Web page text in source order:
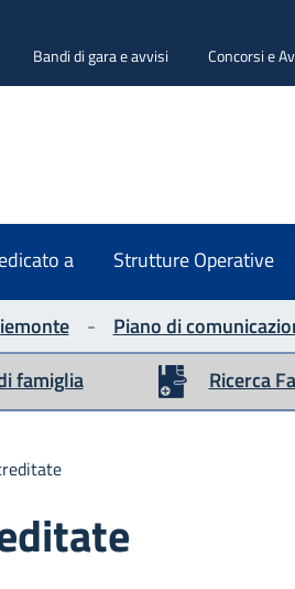
Bandi di gara e avvisi Concorsi e
a Strutture Operative
- Piano di
famiglia
Ricerca